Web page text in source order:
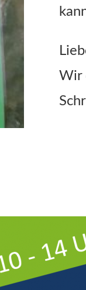
Wir